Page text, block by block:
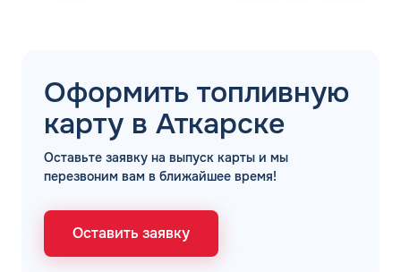
Оформить топливную
карту в Аткарске
Оставьте заявку на выпуск карты и мы
перезвоним вам в ближайшее время!
Оставить заявку